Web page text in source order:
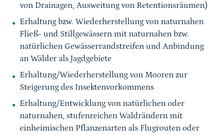
von Drainagen, Ausweitung von Retentionsräumen)
Erhaltung bzw. Wiederherstellung von naturnahen
Fließ- und Stillgewässern mit naturnahen bzw.
natürlichen Gewässerrandstreifen und Anbindung
an Wälder als Jagdgebiete
Erhaltung/Wiederherstellung von Mooren zur
Steigerung des Insektenvorkommens
Erhaltung/Entwicklung von natürlichen oder
naturnahen, stufenreichen Waldrändern mit
einheimischen Pflanzenarten als Flugrouten oder